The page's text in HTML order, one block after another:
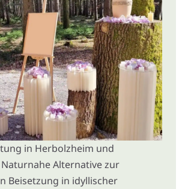
in Herbolzheim und
Alternative zur
Beisetzung in idyllischer